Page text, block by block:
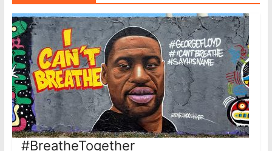
#BreatheTogether